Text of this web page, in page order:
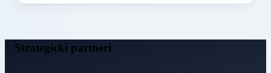
Strategickí partneri